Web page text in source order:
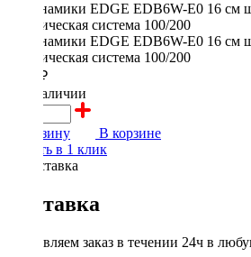
2600 ₽
в наличии
В корзину
В корзине
Купить в 1 клик
Доставка
Доставляем заказ в течении 24ч в